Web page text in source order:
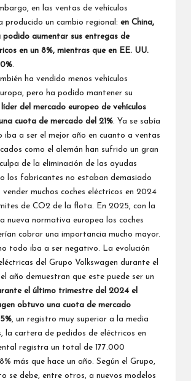
en las ventas de vehículos
producido un cambio regional: en China,
podido aumentar sus entregas de
en un 8%, mientras que en EE. UU.
ha vendido menos vehículos
pero ha podido mantener su
líder del mercado europeo de vehículos
cuota de mercado del 21% . Ya se sabía
iba a ser el mejor año en cuanto a ventas
como el alemán han sufrido un gran
de la eliminación de las ayudas
los fabricantes no estaban demasiado
vender muchos coches eléctricos en 2024
de CO2 de la flota. En 2025, con la
nueva normativa europea los coches
cobrar una importancia mucho mayor.
todo iba a ser negativo. La evolución
del Grupo Volkswagen durante el
año demuestran que este puede ser un
el último trimestre del 2024 el
obtuvo una cuota de mercado
, un registro muy superior a la media
la cartera de pedidos de eléctricos en
registra un total de 177.000
más que hace un año. Según el Grupo,
se debe, entre otros, a nuevos modelos